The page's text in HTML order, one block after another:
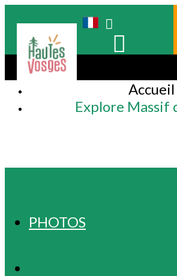
Accueil
Explore Massif
PHOTOS